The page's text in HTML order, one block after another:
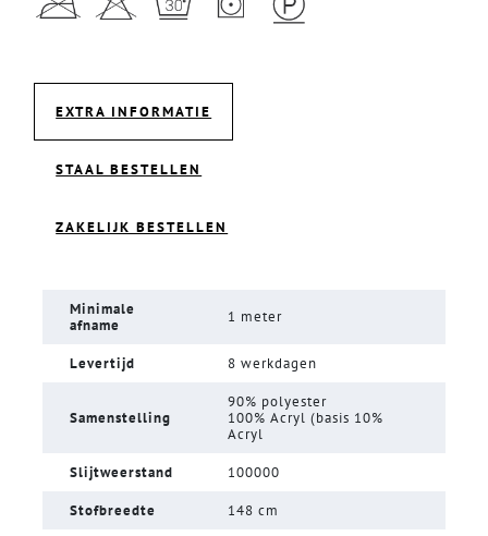
EXTRA INFORMATIE
STAAL BESTELLEN
ZAKELIJK BESTELLEN
Minimale
afname
1 meter
Levertijd 8 werkdagen
Samenstelling
90% polyester
100% Acryl (basis 10%
Acryl
Slijtweerstand 100000
Stofbreedte 148 cm